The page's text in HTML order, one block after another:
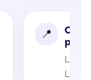
La
León